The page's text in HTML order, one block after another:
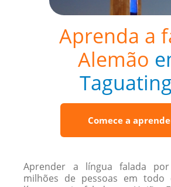
Aprenda a
Alemão
Comece a
Aprender a língua falada
milhões de pessoas em